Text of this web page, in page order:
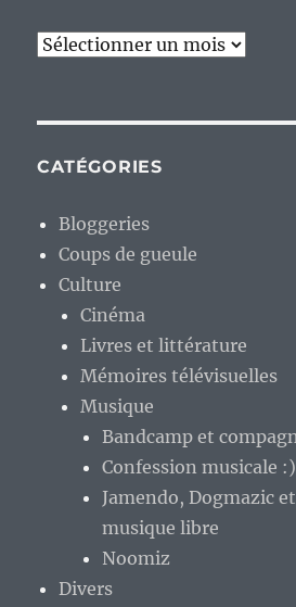
Archives
CATÉGORIES
Bloggeries
Coups de gueule
Culture
Cinéma
Livres et littérature
Mémoires télévisuelles
Musique
Bandcamp et
Confession musicale :)
Jamendo, Dogmazic
musique libre
Noomiz
Divers